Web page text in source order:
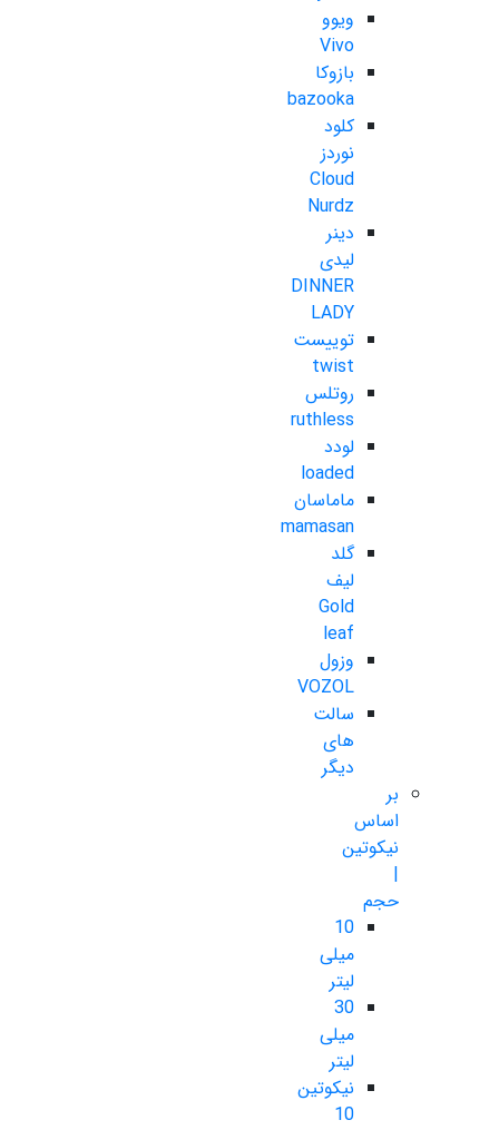
ویوو
Vivo
بازوکا
bazooka
کلود
نوردز
Cloud
Nurdz
دینر
لیدی
DINNER
LADY
توییست
twist
روتلس
ruthless
لودد
loaded
ماماسان
mamasan
گلد
لیف
Gold
leaf
وزول
VOZOL
سالت
های
دیگر
بر
اساس
نیکوتین
|
حجم
10
میلی
لیتر
30
میلی
لیتر
نیکوتین
10